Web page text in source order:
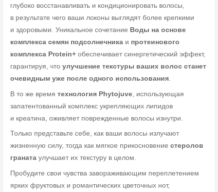
глубоко восстанавливать и кондиционировать волосы,
в результате чего ваши локоны выглядят более крепкими
и здоровыми. Уникальное сочетание Воды на основе
комплекса семян подсолнечника и протеинового
комплекса Protein+ обеспечивает синергетический эффект,
гарантируя, чтоулучшение текстуры ваших волос станет
очевидным уже после одного использования
В то же времятехнология Phytojuve , использующая
запатентованный комплекс укрепляющих липидов
и креатина, оживляет поврежденные волосы изнутри.
Только представьте себе, как ваши волосы излучают
жизненную силу, тогда как мягкое прикосновениестеролов
граната улучшает их текстуру в целом.
Пробудите свои чувства завораживающим переплетением
ярких фруктовых и романтических цветочных нот,